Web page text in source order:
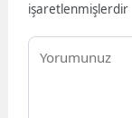
işaretlenmişlerdir